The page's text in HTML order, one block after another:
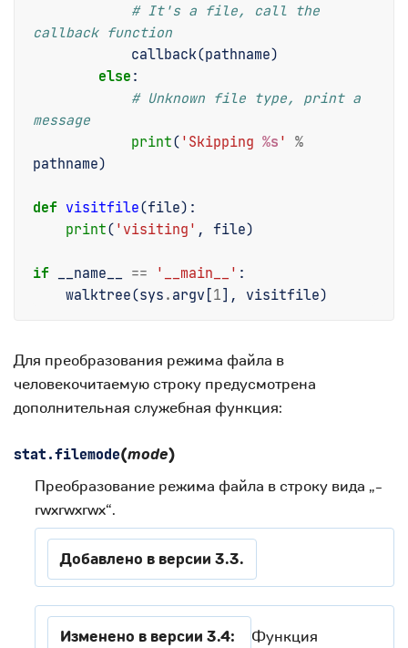
# It's a file, call the
callback function
callback(pathname)
else :
# Unknown file type, print a
message
print( 'Skipping %s '
%
pathname)
def visitfile(file):
print( 'visiting' , file)
if __name__ == '__main__' :
walktree(sys . argv [1], visitfile)
Для преобразования режима файла в
человекочитаемую строку предусмотрена
дополнительная служебная функция:
stat.filemode(mode)
Преобразование режима файла в строку вида „-
rwxrwxrwx“.
Добавлено в версии 3.3.
Изменено в версии 3.4:
Функция